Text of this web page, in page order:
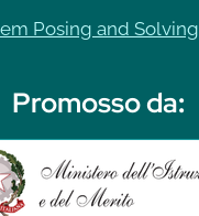
Posing and Solving
Promosso da: